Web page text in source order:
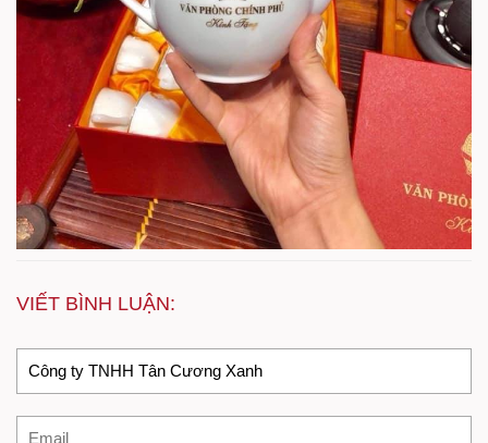
VIẾT BÌNH LUẬN: